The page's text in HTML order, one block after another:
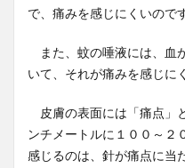
で、痛みを感じにくいのです
また、蚊の唾液には、血
いて、それが痛みを感じに
皮膚の表面には「痛点」
ンチメートルに１００～２
感じるのは、針が痛点に当